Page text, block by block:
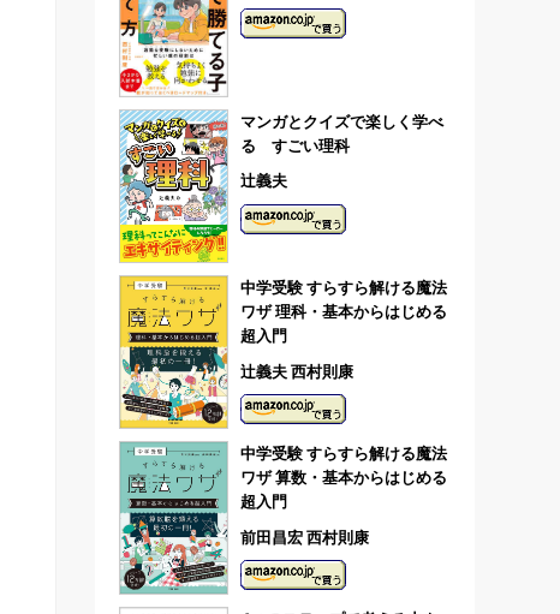
マンガとクイズで楽しく学べ
る すごい理科
辻義夫
中学受験 すらすら解ける魔法
ワザ 理科・基本からはじめる
超入門
辻義夫 西村則康
中学受験 すらすら解ける魔法
ワザ 算数・基本からはじめる
超入門
前田昌宏 西村則康